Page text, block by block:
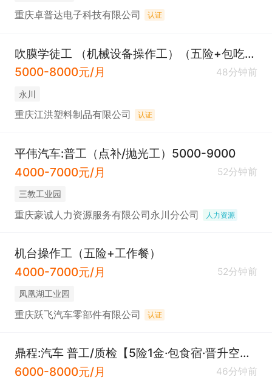
重庆卓普达电子科技有限公司 认证
吹膜学徒工 （机械设备操作工）（五险+包吃住）急招
5000-8000元/月
48分钟前
永川
重庆江洪塑料制品有限公司 认证
平伟汽车:普工（点补/抛光工）5000-9000
4000-7000元/月
52分钟前
三教工业园
重庆豪诚人力资源服务有限公司永川分公司 人力资源
机台操作工（五险+工作餐）
4000-7000元/月
52分钟前
凤凰湖工业园
重庆跃飞汽车零部件有限公司 认证
鼎程:汽车 普工/质检【5险1金·包食宿·晋升空间·厂车接送】
6000-8000元/月
46分钟前